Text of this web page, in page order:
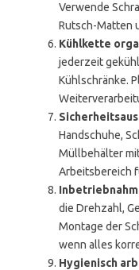
Verwende
Rutsch-Matten
Kühlkette
jederzeit
Kühlschränke.
Handschuhe,
Müllbehälter
Arbeitsbereich
die Drehzahl,
Montage der
wenn alles
Hygienisch